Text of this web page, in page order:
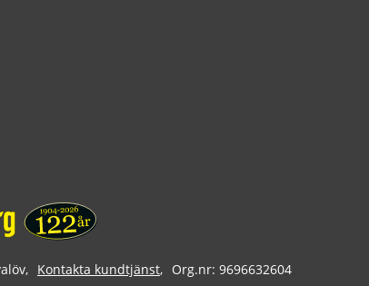
Kontakta kundtjänst Org.nr: 9696632604